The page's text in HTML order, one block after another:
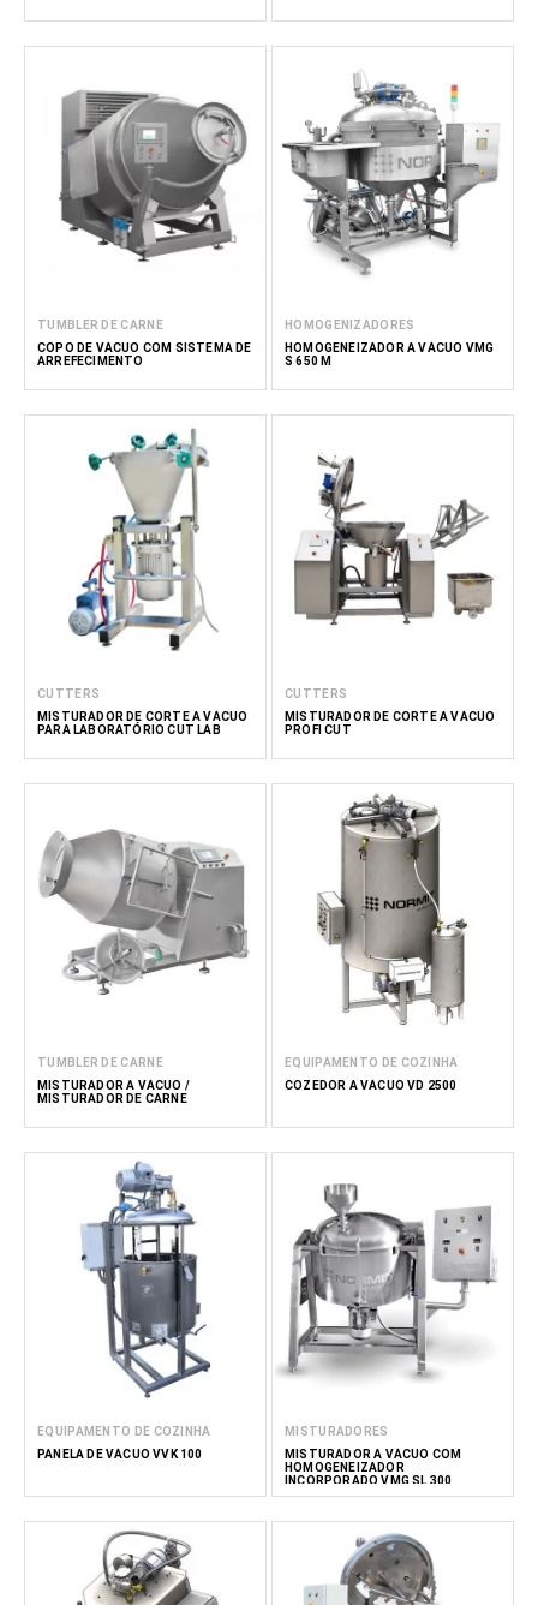
TUMBLER DE CARNE
COPO DE VÁCUO COM SISTEMA DE
ARREFECIMENTO
HOMOGENIZADORES
HOMOGENEIZADOR A VÁCUO VMG
S 650 M
CUTTERS
MISTURADOR DE CORTE A VÁCUO
PARA LABORATÓRIO CUT LAB
CUTTERS
MISTURADOR DE CORTE A VÁCUO
PROFI CUT
TUMBLER DE CARNE
MISTURADOR A VÁCUO /
MISTURADOR DE CARNE
EQUIPAMENTO DE COZINHA
COZEDOR A VÁCUO VD 2500
EQUIPAMENTO DE COZINHA
PANELA DE VÁCUO VVK 100
MISTURADORES
MISTURADOR A VÁCUO COM
HOMOGENEIZADOR
INCORPORADO VMG SL 300